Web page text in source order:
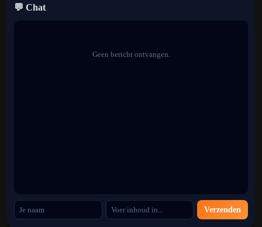
💬 Chat
Geen bericht ontvangen.
Verzenden